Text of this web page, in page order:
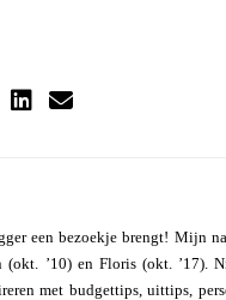
een bezoekje brengt! Mijn
’10) en Floris (okt. ’17).
met budgettips, uittips,